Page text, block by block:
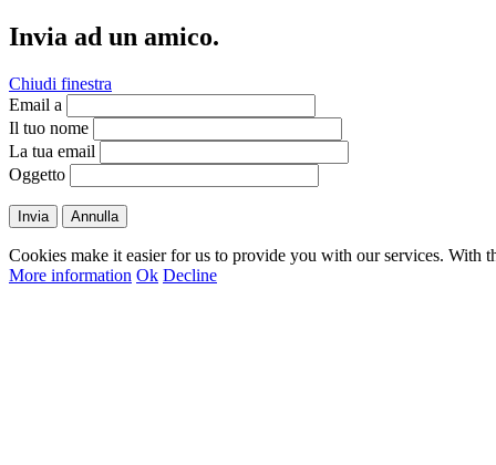
Invia ad un amico.
Chiudi finestra
Email a
Il tuo nome
La tua email
Oggetto
Invia Annulla
Cookies make it easier for us to provide you with our services. With
More information Ok Decline